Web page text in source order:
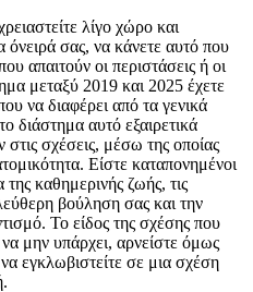
λίγο χώρο και
όνειρά σας, να κάνετε αυτό που
απαιτούν οι περιστάσεις ή οι
μεταξύ 2019 και 2025 έχετε
να διαφέρει από τα γενικά
διάστημα αυτό εξαιρετικά
σχέσεις, μέσω της οποίας
Είστε καταπονημένοι
της καθημερινής ζωής, τις
βούληση σας και την
Το είδος της σχέσης που
μην υπάρχει, αρνείστε όμως
εγκλωβιστείτε σε μια σχέση